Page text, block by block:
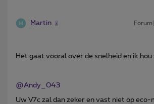
Martin
Het gaat vooral over de snelheid en ik hou
@Andy_043
Uw V7c zal dan zeker en vast niet op eco-